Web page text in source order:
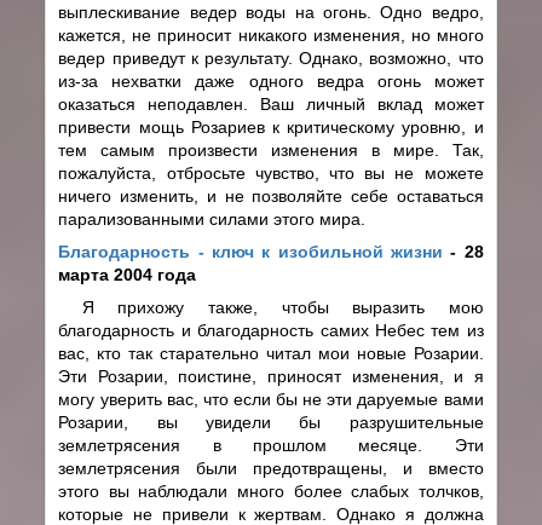
выплескивание ведер воды на огонь. Одно ведро,
кажется, не приносит никакого изменения, но много
ведер приведут к результату. Однако, возможно, что
из-за нехватки даже одного ведра огонь может
оказаться неподавлен. Ваш личный вклад может
привести мощь Розариев к критическому уровню, и
тем самым произвести изменения в мире. Так,
пожалуйста, отбросьте чувство, что вы не можете
ничего изменить, и не позволяйте себе оставаться
парализованными силами этого мира.
Благодарность - ключ к изобильной жизни - 28
марта 2004 года
Я прихожу также, чтобы выразить мою
благодарность и благодарность самих Небес тем из
вас, кто так старательно читал мои новые Розарии.
Эти Розарии, поистине, приносят изменения, и я
могу уверить вас, что если бы не эти даруемые вами
Розарии, вы увидели бы разрушительные
землетрясения в прошлом месяце. Эти
землетрясения были предотвращены, и вместо
этого вы наблюдали много более слабых толчков,
которые не привели к жертвам. Однако я должна